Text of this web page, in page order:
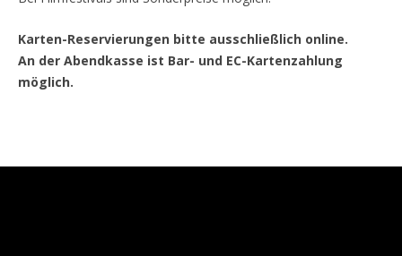
Karten-Reservierungen bitte ausschließlich online.
An der Abendkasse ist Bar- und EC-Kartenzahlung
möglich.